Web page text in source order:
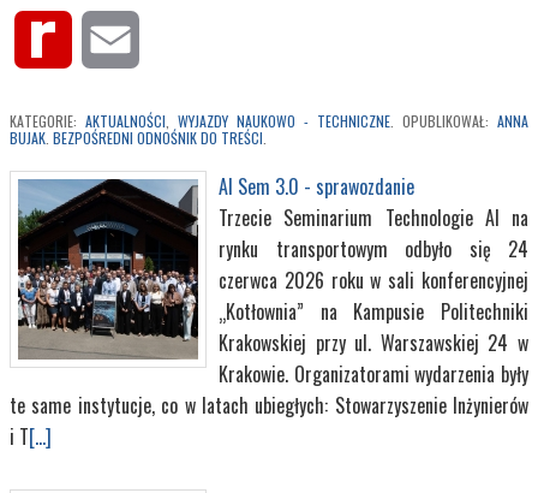
Rediff
KATEGORIE: AKTUALNOŚCI WYJAZDY NAUKOWO - TECHNICZNE . OPUBLIKOWAŁ: ANNA
BUJAK BEZPOŚREDNI ODNOŚNIK DO TREŚCI
AI Sem 3.0 - sprawozdanie
Trzecie Seminarium Technologie AI na
rynku transportowym odbyło się 24
czerwca 2026 roku w sali konferencyjnej
„Kotłownia” na Kampusie Politechniki
Krakowskiej przy ul. Warszawskiej 24 w
Krakowie. Organizatorami wydarzenia były
te same instytucje, co w latach ubiegłych: Stowarzyszenie Inżynierów
i T[...]